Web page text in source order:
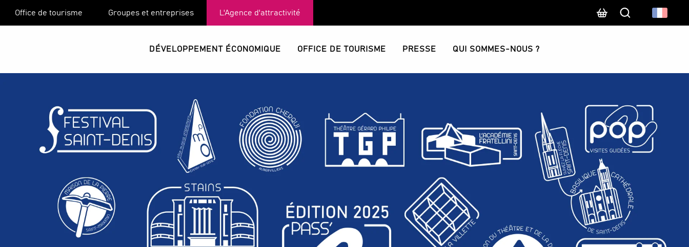
Office de tourisme Groupes et entreprises L'Agence d'attractivité
Recherche
DÉVELOPPEMENT ÉCONOMIQUE OFFICE DE TOURISME PRESSE QUI SOMMES-NOUS ?